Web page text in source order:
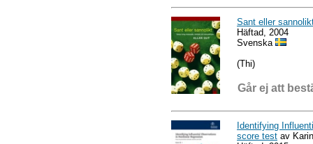
Sant eller
Häftad, 2004
Svenska
(Thi)
Går ej att
Identifying
score test av